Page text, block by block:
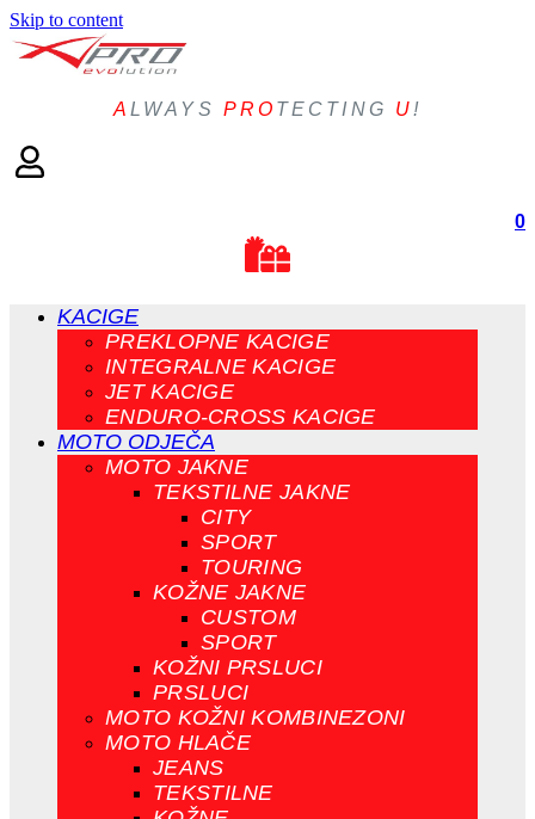
Skip to content
ALWAYS PRO TECTING U!
0
KACIGE
PREKLOPNE KACIGE
INTEGRALNE KACIGE
JET KACIGE
ENDURO-CROSS KACIGE
MOTO ODJEČA
MOTO JAKNE
TEKSTILNE JAKNE
CITY
SPORT
TOURING
KOŽNE JAKNE
CUSTOM
SPORT
KOŽNI PRSLUCI
PRSLUCI
MOTO KOŽNI KOMBINEZONI
MOTO HLAČE
JEANS
TEKSTILNE